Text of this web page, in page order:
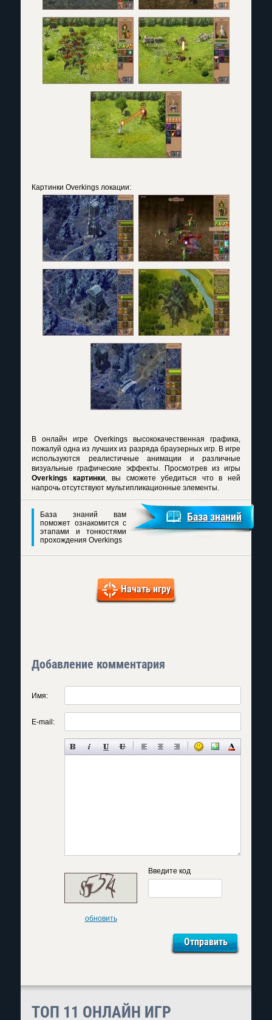
Картинки Overkings локации:
В онлайн игре Overkings высококачественная графика,
пожалуй одна из лучших из разряда браузерных игр. В игре
используются реалистичные анимации и различные
визуальные графические эффекты. Просмотрев из игры
Overkings картинки, вы сможете убедиться что в ней
напрочь отсутствуют мультипликационные элементы.
База знаний вам
поможет ознакомится с
этапами и тонкостями
прохождения Overkings
База знаний
Начать игру
Добавление комментария
Имя:
E-mail:
обновить
Введите код
ТОП 11 ОНЛАЙН ИГР